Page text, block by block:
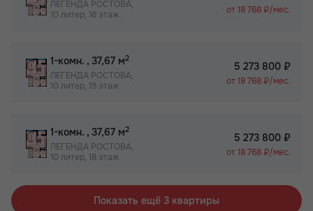
ЛЕГЕНДА РОСТОВА,
10 литер, 16 этаж
от 18 768 ₽/мес.
1-комн. , 37,67 м2
ЛЕГЕНДА РОСТОВА,
10 литер, 19 этаж
5 273 800 ₽
от 18 768 ₽/мес.
1-комн. , 37,67 м2
ЛЕГЕНДА РОСТОВА,
10 литер, 18 этаж
5 273 800 ₽
от 18 768 ₽/мес.
Показать ещё 3 квартиры